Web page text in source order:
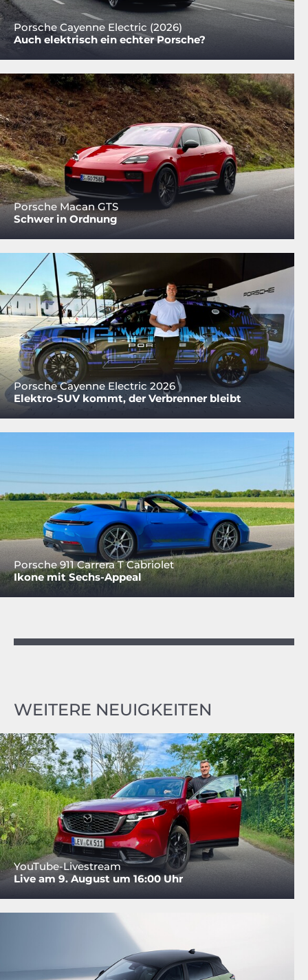
Porsche Cayenne Electric (2026)
Auch elektrisch ein echter Porsche?
Porsche Macan GTS
Schwer in Ordnung
Porsche Cayenne Electric 2026
Elektro-SUV kommt, der Verbrenner bleibt
Porsche 911 Carrera T Cabriolet
Ikone mit Sechs-Appeal
WEITERE NEUIGKEITEN
YouTube-Livestream
Live am 9. August um 16:00 Uhr